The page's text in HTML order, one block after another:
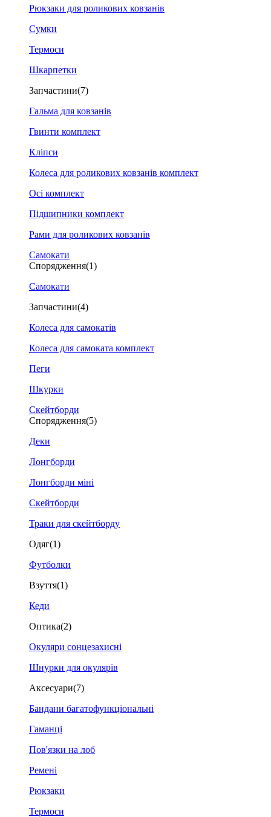
Рюкзаки для роликових ковзанів
Сумки
Термоси
Шкарпетки
Запчастини(7)
Гальма для ковзанів
Гвинти комплект
Кліпси
Колеса для роликових ковзанів комплект
Осі комплект
Підшипники комплект
Рами для роликових ковзанів
Самокати
Спорядження(1)
Самокати
Запчастини(4)
Колеса для самокатів
Колеса для самоката комплект
Пеги
Шкурки
Скейтборди
Спорядження(5)
Деки
Лонгборди
Лонгборди міні
Скейтборди
Траки для скейтборду
Одяг(1)
Футболки
Взуття(1)
Кеди
Оптика(2)
Окуляри сонцезахисні
Шнурки для окулярів
Аксесуари(7)
Бандани багатофункціональні
Гаманці
Пов'язки на лоб
Ремені
Рюкзаки
Термоси